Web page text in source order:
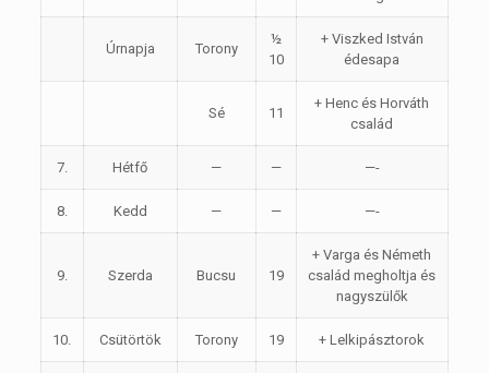
Úrnapja Torony
½
10
+ Viszked István
édesapa
Sé 11
+ Henc és Horváth
család
7. Hétfő — — —-
8. Kedd — — —-
9. Szerda Bucsu 19
+ Varga és Németh
család megholtja és
nagyszülők
10. Csütörtök Torony 19 + Lelkipásztorok